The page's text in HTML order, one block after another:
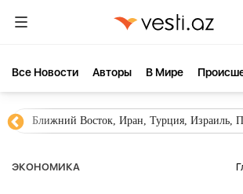
Все Новости Aвторы В Мире
Ближний Восток, Иран, Турция,
ЭКОНОМИКА